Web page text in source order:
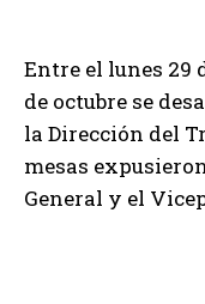
Entre el lunes 29
de octubre se
la Dirección del
mesas
General y el